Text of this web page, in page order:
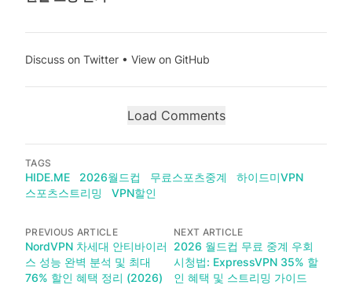
Discuss on Twitter • View on GitHub
Load Comments
TAGS
HIDE.ME 2026월드컵 무료스포츠중계
하이드미VPN
스포츠스트리밍
VPN할인
PREVIOUS ARTICLE
NordVPN 차세대 안티바이러
스 성능 완벽 분석 및 최대
76% 할인 혜택 정리 (2026)
NEXT ARTICLE
2026 월드컵 무료 중계 우회
시청법: ExpressVPN 35% 할
인 혜택 및 스트리밍 가이드